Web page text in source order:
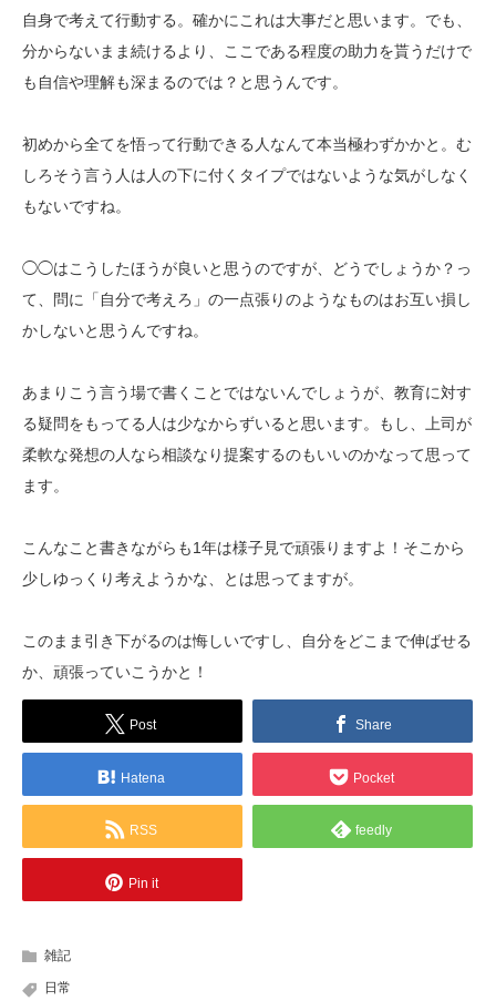
自身で考えて行動する。確かにこれは大事だと思います。でも、
分からないまま続けるより、ここである程度の助力を貰うだけで
も自信や理解も深まるのでは？と思うんです。
初めから全てを悟って行動できる人なんて本当極わずかかと。む
しろそう言う人は人の下に付くタイプではないような気がしなく
もないですね。
◯◯はこうしたほうが良いと思うのですが、どうでしょうか？っ
て、問に「自分で考えろ」の一点張りのようなものはお互い損し
かしないと思うんですね。
あまりこう言う場で書くことではないんでしょうが、教育に対す
る疑問をもってる人は少なからずいると思います。もし、上司が
柔軟な発想の人なら相談なり提案するのもいいのかなって思って
ます。
こんなこと書きながらも1年は様子見で頑張りますよ！そこから
少しゆっくり考えようかな、とは思ってますが。
このまま引き下がるのは悔しいですし、自分をどこまで伸ばせる
か、頑張っていこうかと！
Post Share
Hatena Pocket
RSS feedly
Pin it
雑記
日常